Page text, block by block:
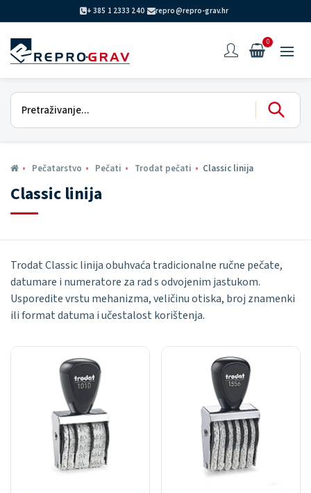
+ 385 1 2333 240 repro@repro-grav.hr
0
Classic linija
Pečatarstvo Pečati Trodat pečati Classic linija
Trodat Classic linija obuhvaća tradicionalne ručne pečate,
datumare i numeratore za rad s odvojenim jastukom.
Usporedite vrstu mehanizma, veličinu otiska, broj znamenki
ili format datuma i učestalost korištenja.